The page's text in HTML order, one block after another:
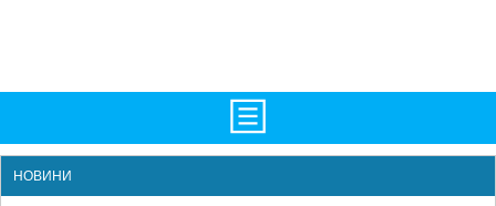
НОВИНИ